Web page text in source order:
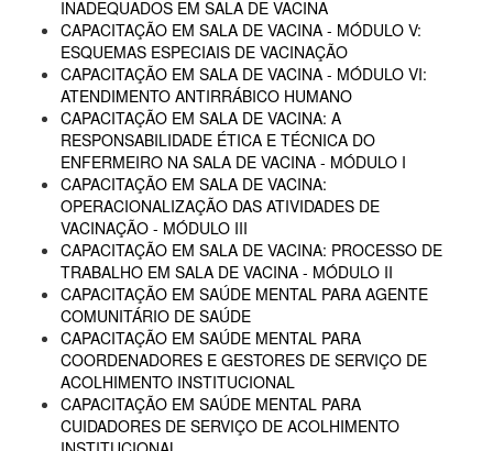
INADEQUADOS EM SALA DE VACINA
CAPACITAÇÃO EM SALA DE VACINA - MÓDULO V:
ESQUEMAS ESPECIAIS DE VACINAÇÃO
CAPACITAÇÃO EM SALA DE VACINA - MÓDULO VI:
ATENDIMENTO ANTIRRÁBICO HUMANO
CAPACITAÇÃO EM SALA DE VACINA: A
RESPONSABILIDADE ÉTICA E TÉCNICA DO
ENFERMEIRO NA SALA DE VACINA - MÓDULO I
CAPACITAÇÃO EM SALA DE VACINA:
OPERACIONALIZAÇÃO DAS ATIVIDADES DE
VACINAÇÃO - MÓDULO III
CAPACITAÇÃO EM SALA DE VACINA: PROCESSO DE
TRABALHO EM SALA DE VACINA - MÓDULO II
CAPACITAÇÃO EM SAÚDE MENTAL PARA AGENTE
COMUNITÁRIO DE SAÚDE
CAPACITAÇÃO EM SAÚDE MENTAL PARA
COORDENADORES E GESTORES DE SERVIÇO DE
ACOLHIMENTO INSTITUCIONAL
CAPACITAÇÃO EM SAÚDE MENTAL PARA
CUIDADORES DE SERVIÇO DE ACOLHIMENTO